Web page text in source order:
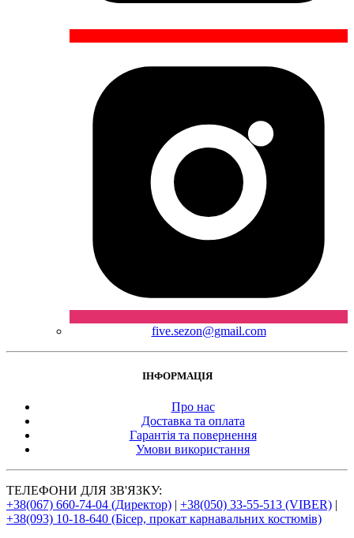
five.sezon@gmail.com
ІНФОРМАЦІЯ
Про нас
Доставка та оплата
Гарантія та повернення
Умови використання
ТЕЛЕФОНИ ДЛЯ ЗВ'ЯЗКУ:
+38(067) 660-74-04 (Директор) | +38(050) 33-55-513 (VIBER) |
+38(093) 10-18-640 (Бісер, прокат карнавальних костюмів)